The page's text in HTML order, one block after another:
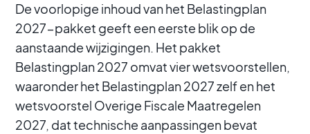
De voorlopige inhoud van het Belastingplan
2027-pakket geeft een eerste blik op de
aanstaande wijzigingen. Het pakket
Belastingplan 2027 omvat vier wetsvoorstellen,
waaronder het Belastingplan 2027 zelf en het
wetsvoorstel Overige Fiscale Maatregelen
2027, dat technische aanpassingen bevat